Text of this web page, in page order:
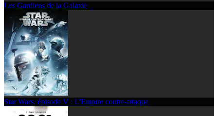
Les Gardiens de la Galaxie
Star Wars, épisode V : L'Empire contre-attaque